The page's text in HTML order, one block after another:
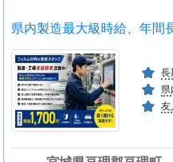
県内製造最大級時給、年間
長
県
友